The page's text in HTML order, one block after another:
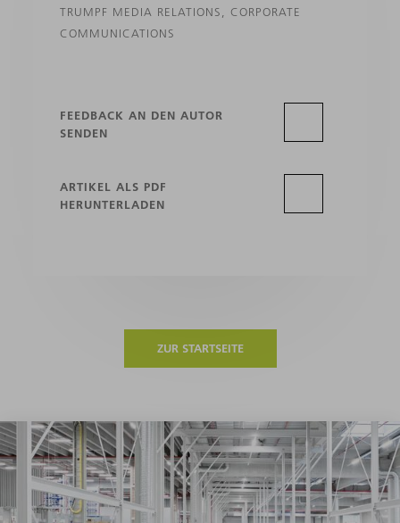
TRUMPF MEDIA RELATIONS, CORPORATE
COMMUNICATIONS
FEEDBACK AN DEN AUTOR
SENDEN
ARTIKEL ALS PDF
HERUNTERLADEN
ZUR STARTSEITE